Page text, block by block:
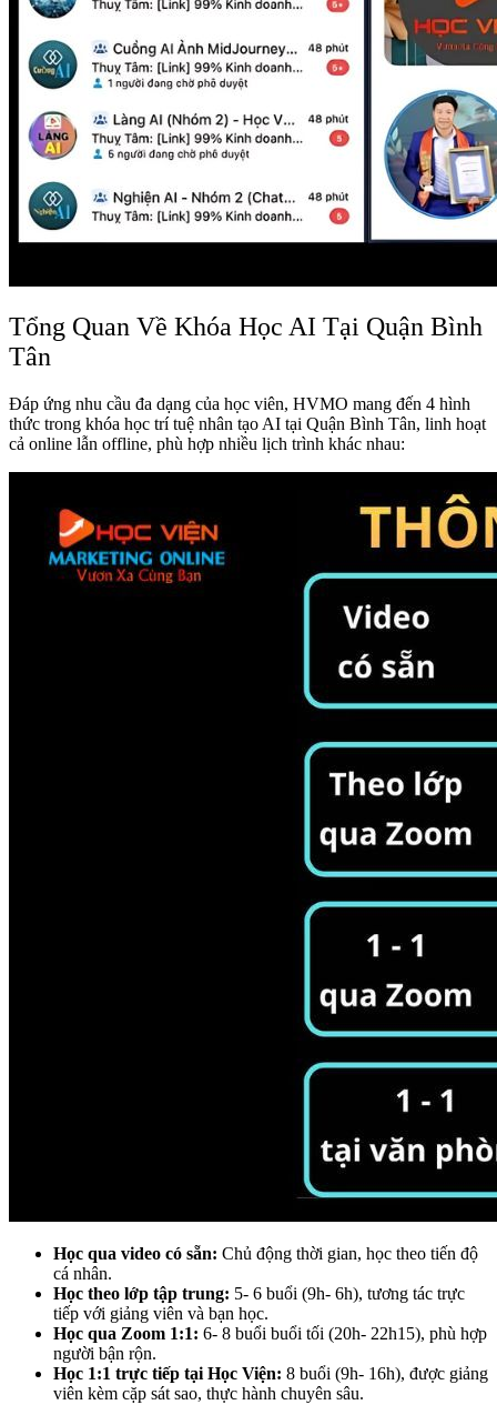
Tổng Quan Về Khóa Học AI Tại Quận Bình
Tân
Đáp ứng nhu cầu đa dạng của học viên, HVMO mang đến 4 hình
thức trong khóa học trí tuệ nhân tạo AI tại Quận Bình Tân, linh hoạt
cả online lẫn offline, phù hợp nhiều lịch trình khác nhau:
Học qua video có sẵn: Chủ động thời gian, học theo tiến độ
cá nhân.
Học theo lớp tập trung: 5- 6 buổi (9h- 6h), tương tác trực
tiếp với giảng viên và bạn học.
Học qua Zoom 1:1: 6- 8 buổi buổi tối (20h- 22h15), phù hợp
người bận rộn.
Học 1:1 trực tiếp tại Học Viện: 8 buổi (9h- 16h), được giảng
viên kèm cặp sát sao, thực hành chuyên sâu.